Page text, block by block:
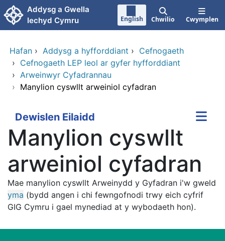
Neidio i'r prif gynnwy
Addysg a Gwella
Iechyd Cymru
English Chwilio Cwymplen
Hafan › Addysg a hyfforddiant › Cefnogaeth
› Cefnogaeth LEP leol ar gyfer hyfforddiant
› Arweinwyr Cyfadrannau
› Manylion cyswllt arweiniol cyfadran
Dewislen Eilaidd
Manylion cyswllt
arweiniol cyfadran
Mae manylion cyswllt Arweinydd y Gyfadran i'w gweld
yma (bydd angen i chi fewngofnodi trwy eich cyfrif
GIG Cymru i gael mynediad at y wybodaeth hon).